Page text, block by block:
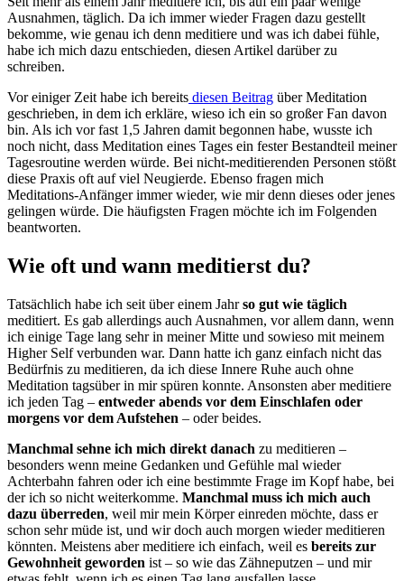
Ausnahmen, täglich. Da ich immer wieder Fragen dazu gestellt
bekomme, wie genau ich denn meditiere und was ich dabei fühle,
habe ich mich dazu entschieden, diesen Artikel darüber zu
schreiben.
Vor einiger Zeit habe ich bereits diesen Beitrag über Meditation
geschrieben, in dem ich erkläre, wieso ich ein so großer Fan davon
bin. Als ich vor fast 1,5 Jahren damit begonnen habe, wusste ich
noch nicht, dass Meditation eines Tages ein fester Bestandteil meiner
Tagesroutine werden würde. Bei nicht-meditierenden Personen stößt
diese Praxis oft auf viel Neugierde. Ebenso fragen mich
Meditations-Anfänger immer wieder, wie mir denn dieses oder jenes
gelingen würde. Die häufigsten Fragen möchte ich im Folgenden
beantworten.
Wie oft und wann meditierst du?
Tatsächlich habe ich seit über einem Jahrso gut wie täglich
meditiert. Es gab allerdings auch Ausnahmen, vor allem dann, wenn
ich einige Tage lang sehr in meiner Mitte und sowieso mit meinem
Higher Self verbunden war. Dann hatte ich ganz einfach nicht das
Bedürfnis zu meditieren, da ich diese Innere Ruhe auch ohne
Meditation tagsüber in mir spüren konnte. Ansonsten aber meditiere
ich jeden Tag – entweder abends vor dem Einschlafen oder
morgens vor dem Aufstehen – oder beides.
Manchmal sehne ich mich direkt danach zu meditieren –
besonders wenn meine Gedanken und Gefühle mal wieder
Achterbahn fahren oder ich eine bestimmte Frage im Kopf habe, bei
der ich so nicht weiterkomme. Manchmal muss ich mich auch
dazu überreden, weil mir mein Körper einreden möchte, dass er
schon sehr müde ist, und wir doch auch morgen wieder meditieren
könnten. Meistens aber meditiere ich einfach, weil es bereits zur
Gewohnheit geworden ist – so wie das Zähneputzen – und mir